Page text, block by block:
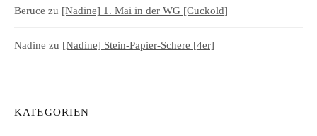
Beruce zu [Nadine] 1. Mai in der WG [Cuckold]
Nadine zu [Nadine] Stein-Papier-Schere [4er]
KATEGORIEN